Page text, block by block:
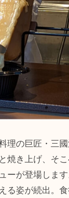
理の巨匠・三
焼き上げ、そ
ーが登場しま
る姿が続出。